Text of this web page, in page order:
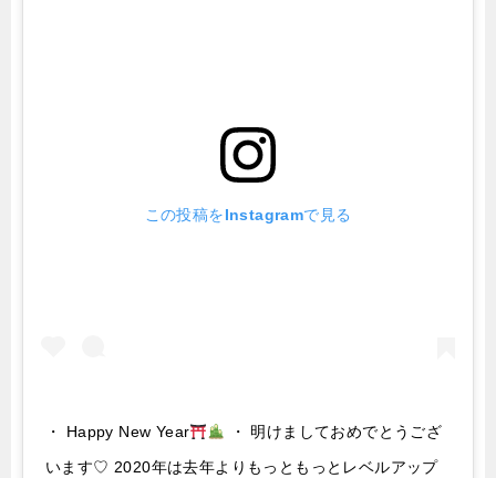
この投稿をInstagramで見る
・ Happy New Year
・ 明けましておめでとうござ
います♡ 2020年は去年よりもっともっとレベルアップ